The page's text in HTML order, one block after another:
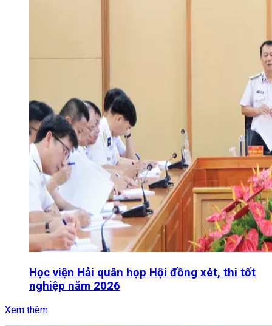
Học viện Hải quân họp Hội đồng xét, thi tốt
nghiệp năm 2026
Xem thêm